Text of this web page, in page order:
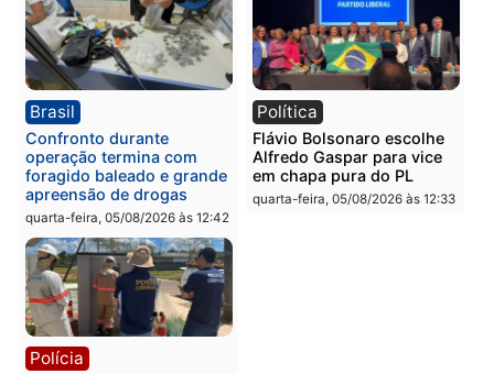
Política
Jônatas França é aprovado
na convenção e
confirmado candidato a
deputado federal pelo
Republicanos
quarta-feira, 05/08/2026 às 15:52
Brasil
TCE reúne candidatos ao
Governo e apresenta
diagnóstico que pode
mudar os rumos de
Rondônia
quarta-feira, 05/08/2026 às
Política